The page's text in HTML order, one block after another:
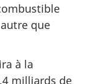
que
à la
milliards de